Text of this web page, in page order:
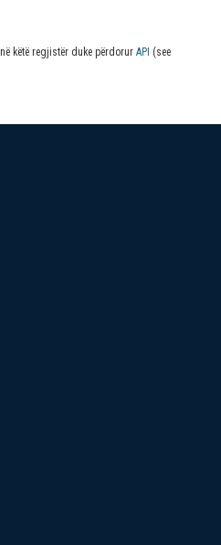
këtë regjistër duke përdorur API (see